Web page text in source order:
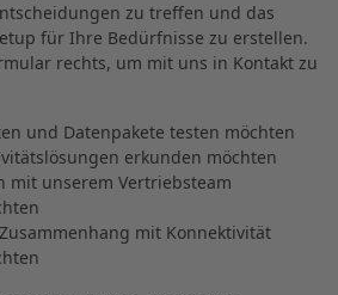
zu treffen und das
für Ihre Bedürfnisse zu erstellen.
rechts, um mit uns in Kontakt zu
und Datenpakete testen möchten
erkunden möchten
mit unserem Vertriebsteam
mit Konnektivität